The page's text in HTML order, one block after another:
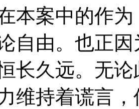
本案中的作
自由。也正
长久远。无
维持着谎言